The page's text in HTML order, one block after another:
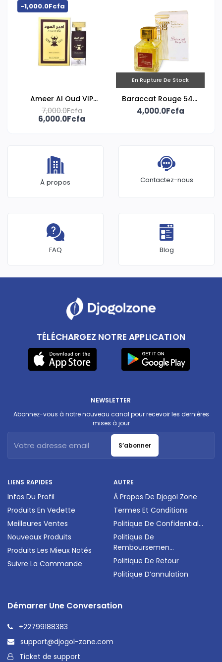
-1,000.0Fcfa
Ameer Al Oud VIP
Special Edition signé
Fragrance World
7,000.0Fcfa
6,000.0Fcfa
En Rupture De Stock
Baraccat Rouge 540,
Eau De Parfum 100ml
4,000.0Fcfa
À propos Contactez-nous
FAQ Blog
TÉLÉCHARGEZ NOTRE APPLICATION
LIENS RAPIDES
Infos Du Profil
Produits En Vedette
Meilleures Ventes
Nouveaux Produits
Produits Les Mieux Notés
Suivre La Commande
AUTRE
À Propos De Djogol Zone
Termes Et Conditions
Politique De Confidential...
Politique De
Remboursemen...
Politique De Retour
Politique D’annulation
NEWSLETTER
Abonnez-vous à notre nouveau canal pour recevoir les dernières
mises à jour
S’abonner
Démarrer Une Conversation
+22799188383
support@djogol-zone.com
Ticket de support